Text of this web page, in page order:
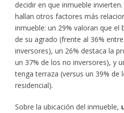
decidir en que inmueble
hallan otros factores más
inmueble: un 29% valoran que el
de su agrado (frente al 36%
inversores), un 26% destaca la
un 37% de los no inversores), y
tenga terraza (versus un 39% de
residencial).
Sobre la ubicación del inmueble,